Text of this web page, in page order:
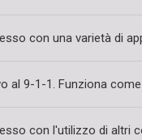
con una varietà di
al 9-1-1. Funziona
con l'utilizzo di altri